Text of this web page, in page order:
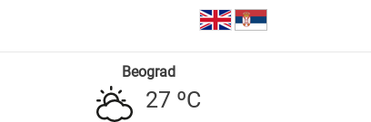
Beograd
27 ºC